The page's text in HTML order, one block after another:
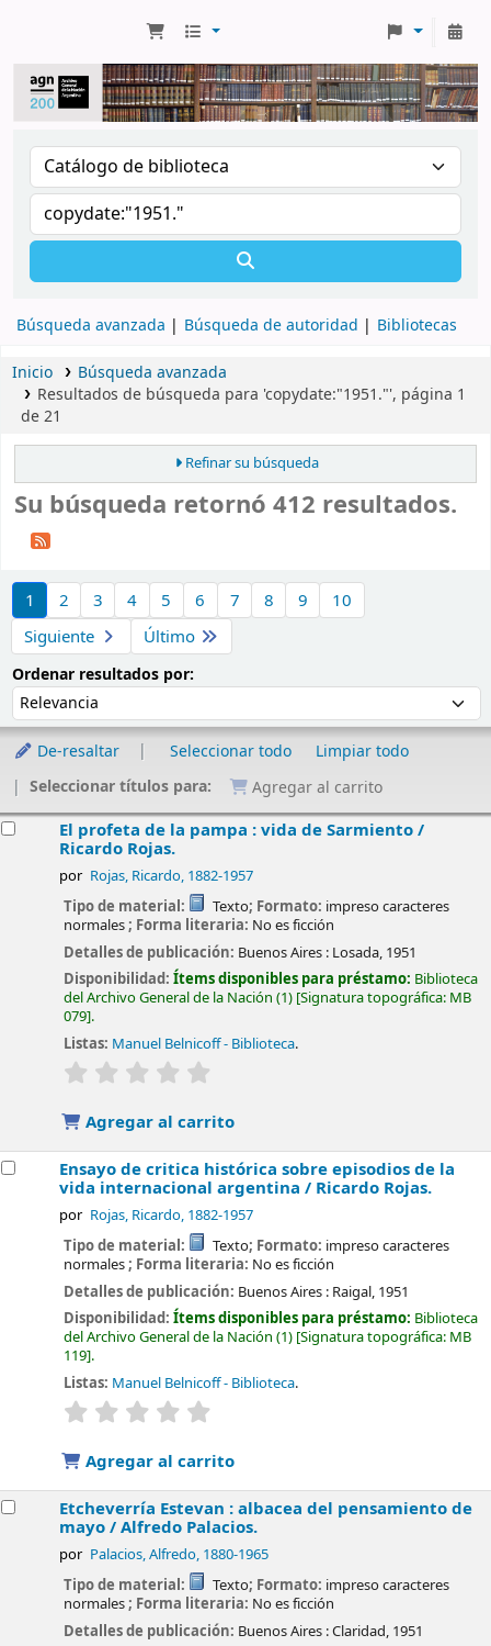
Búsqueda avanzada Búsqueda de autoridad Bibliotecas
Inicio
Búsqueda avanzada
Resultados de búsqueda para 'copydate:"1951."', página 1
de 21
Refinar su búsqueda
Su búsqueda retornó 412 resultados.
1
2 3 4 5 6 7 8 9
10
Siguiente
Último
Ordenar resultados por:
De-resaltar Seleccionar todo
Limpiar todo
Seleccionar títulos para:
Agregar al carrito
El profeta de la pampa : vida de Sarmiento /
Ricardo Rojas.
por Rojas, Ricardo, 1882-1957
Tipo de material: Texto; Formato: impreso caracteres
normales; Forma literaria: No es ficción
Detalles de publicación: Buenos Aires : Losada, 1951
Disponibilidad:Ítems disponibles para préstamo: Biblioteca
del Archivo General de la Nación (1) Signatura topográfica: MB
079 .
Listas: Manuel Belnicoff - Biblioteca.
valoración
Agregar al carrito
Ensayo de critica histórica sobre episodios de la
vida internacional argentina / Ricardo Rojas.
por Rojas, Ricardo, 1882-1957
Tipo de material: Texto; Formato: impreso caracteres
normales; Forma literaria: No es ficción
Detalles de publicación: Buenos Aires : Raigal, 1951
Disponibilidad:Ítems disponibles para préstamo: Biblioteca
del Archivo General de la Nación (1) Signatura topográfica: MB
119 .
Listas: Manuel Belnicoff - Biblioteca.
valoración
Agregar al carrito
Etcheverría Estevan : albacea del pensamiento de
mayo /Alfredo Palacios.
por Palacios, Alfredo, 1880-1965
Tipo de material: Texto; Formato: impreso caracteres
normales; Forma literaria: No es ficción
Detalles de publicación: Buenos Aires :Claridad, 1951